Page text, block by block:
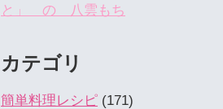
と」 の 八雲もち
カテゴリ
簡単料理レシピ (171)